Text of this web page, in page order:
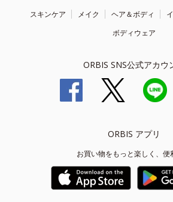
スキンケア メイク ヘア＆ボディ
ボディウェア
ORBIS SNS公式アカウ
ORBIS アプリ
お買い物をもっと楽しく、便